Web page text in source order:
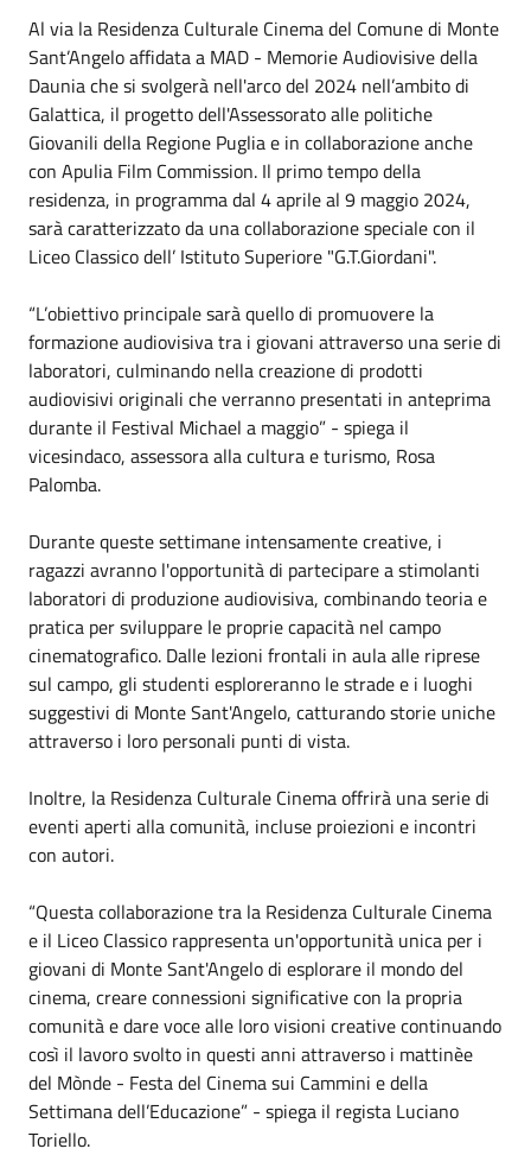
Al via la Residenza Culturale Cinema del Comune di Monte
Sant’Angelo affidata a MAD - Memorie Audiovisive della
Dauniache si svolgerà nell'arco del 2024 nell’ambito di
Galattica, il progetto dell'Assessorato alle politiche
Giovanili della Regione Puglia e in collaborazione anche
con Apulia Film Commission. Il primo tempo della
residenza, in programma dal 4 aprile al 9 maggio 2024,
sarà caratterizzato da una collaborazione speciale con il
Liceo Classico dell’ Istituto Superiore "G.T.Giordani".
“L’obiettivo principale sarà quello di promuovere la
formazione audiovisiva tra i giovani attraverso una serie di
laboratori, culminando nella creazione di prodotti
audiovisivi originali che verranno presentati in anteprima
durante il Festival Michael a maggio” - spiega il
vicesindaco, assessora alla cultura e turismo, Rosa
Palomba.
Durante queste settimane intensamente creative, i
ragazzi avranno l'opportunità di partecipare a stimolanti
laboratori di produzione audiovisiva, combinando teoria e
pratica per sviluppare le proprie capacità nel campo
cinematografico. Dalle lezioni frontali in aula alle riprese
sul campo, gli studenti esploreranno le strade e i luoghi
suggestivi di Monte Sant'Angelo, catturando storie uniche
attraverso i loro personali punti di vista.
Inoltre, la Residenza Culturale Cinema offrirà una serie di
eventi aperti alla comunità, incluse proiezioni e incontri
con autori.
“Questa collaborazione tra la Residenza Culturale Cinema
e il Liceo Classico rappresenta un'opportunità unica per i
giovani di Monte Sant'Angelo di esplorare il mondo del
cinema, creare connessioni significative con la propria
comunità e dare voce alle loro visioni creative continuando
così il lavoro svolto in questi anni attraverso i mattinèe
del Mònde - Festa del Cinema sui Cammini e della
Settimana dell’Educazione” - spiega il regista Luciano
Toriello.